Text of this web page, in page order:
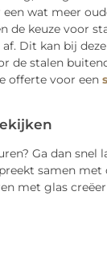
wat meer
de keuze voor
Dit kan bij
de stalen
offerte voor een
Ga dan snel
samen
met glas